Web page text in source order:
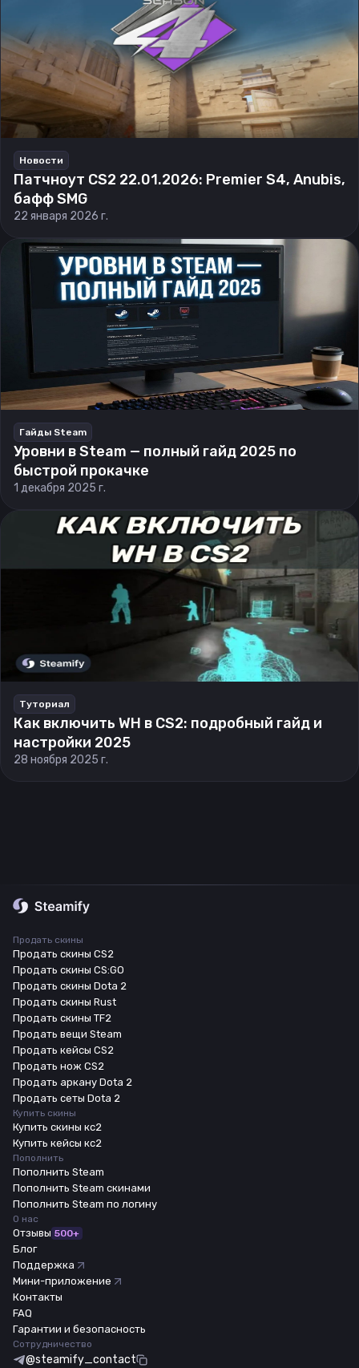
Новости
Патчноут CS2 22.01.2026: Premier S4, Anubis,
бафф SMG
22 января 2026 г.
Гайды Steam
Уровни в Steam — полный гайд 2025 по
быстрой прокачке
1 декабря 2025 г.
Туториал
Как включить WH в CS2: подробный гайд и
настройки 2025
28 ноября 2025 г.
Продать скины
Продать скины CS2
Продать скины CS:GO
Продать скины Dota 2
Продать скины Rust
Продать скины TF2
Продать вещи Steam
Продать кейсы CS2
Продать нож CS2
Продать аркану Dota 2
Продать сеты Dota 2
Купить скины
Купить скины кс2
Купить кейсы кс2
Пополнить
Пополнить Steam
Пополнить Steam скинами
Пополнить Steam по логину
О нас
Отзывы 500+
Блог
Поддержка
Мини-приложение
Контакты
FAQ
Гарантии и безопасность
Сотрудничество
@steamify_contact